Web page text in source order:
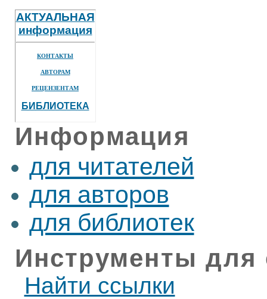
АКТУАЛЬНАЯ
информация
КОНТАКТЫ
АВТОРАМ
РЕЦЕНЗЕНТАМ
БИБЛИОТЕКА
Информация
для читателей
для авторов
для библиотек
Инструменты для
Найти ссылки